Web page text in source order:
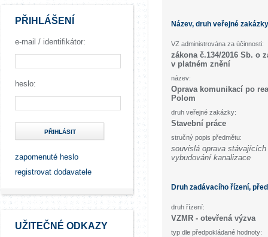
PŘIHLÁŠENÍ
e-mail / identifikátor:
heslo:
PŘIHLÁSIT
zapomenuté heslo
registrovat dodavatele
UŽITEČNÉ ODKAZY
Název, druh veřejné
VZ administrována za účinnosti:
zákona č.134/2016 Sb. o
v platném znění
název:
Oprava komunikací po
Polom
druh veřejné zakázky:
Stavební práce
stručný popis předmětu:
souvislá oprava
vybudování kanalizace
Druh zadávacího řízení,
druh řízení:
VZMR - otevřená výzva
typ dle předpokládané hodnoty: